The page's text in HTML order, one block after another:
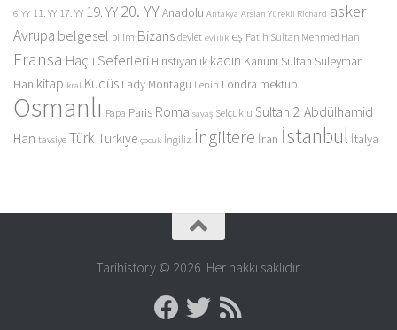
6. YY 11. YY 17. YY 19. YY20. YYAnadolu Antakya Arslan Yürekli Richard asker
Avrupa belgesel bilim Bizans devlet evlilik eş Fatih Sultan Mehmed Han
Fransa Haçlı Seferleri Hıristiyanlık kadın Kanuni Sultan Süleyman
Han kitap kral Kudüs Lady Montagu Lenin Londra mektup
Osmanlı Papa Paris Roma savaş Selçuklu Sultan 2. Abdülhamid
Han tavsiye Türk Türkiye çocuk İngiliz İngiltere İran İstanbul İtalya
Tarihistory © 2026. Her hakkı saklıdır.